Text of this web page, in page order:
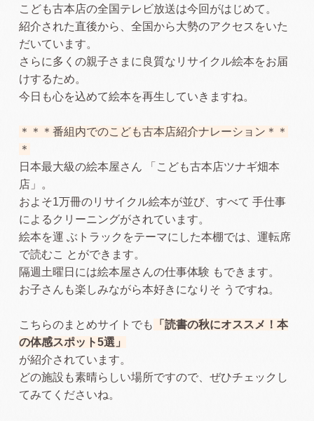
こども古本店の全国テレビ放送は今回がはじめて。
紹介された直後から、全国から大勢のアクセスをいた
だいています。
さらに多くの親子さまに良質なリサイクル絵本をお届
けするため。
今日も心を込めて絵本を再生していきますね。
＊＊＊番組内でのこども古本店紹介ナレーション＊＊
＊
日本最大級の絵本屋さん 「こども古本店ツナギ畑本
店」。
およそ1万冊のリサイクル絵本が並び、すべて 手仕事
によるクリーニングがされています。
絵本を運 ぶトラックをテーマにした本棚では、運転席
で読むこ とができます。
隔週土曜日には絵本屋さんの仕事体験 もできます。
お子さんも楽しみながら本好きになりそ うですね。
こちらのまとめサイトでも
「読書の秋にオススメ！本
の体感スポット5選」
が紹介されています。
どの施設も素晴らしい場所ですので、ぜひチェックし
てみてくださいね。